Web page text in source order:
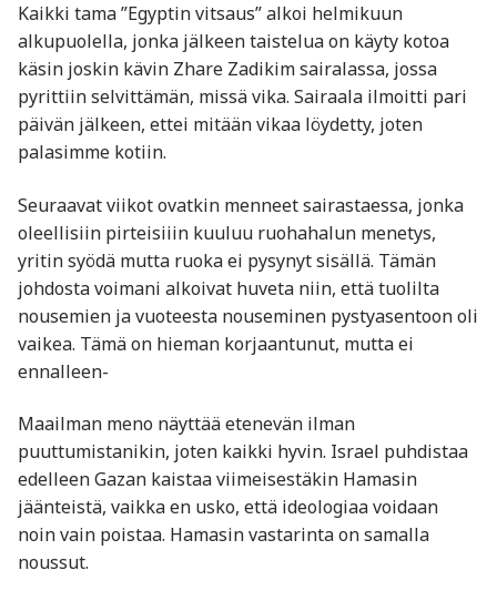
Kaikki tama ”Egyptin vitsaus” alkoi helmikuun
alkupuolella, jonka jälkeen taistelua on käyty kotoa
käsin joskin kävin Zhare Zadikim sairalassa, jossa
pyrittiin selvittämän, missä vika. Sairaala ilmoitti pari
päivän jälkeen, ettei mitään vikaa löydetty, joten
palasimme kotiin.
Seuraavat viikot ovatkin menneet sairastaessa, jonka
oleellisiin pirteisiiin kuuluu ruohahalun menetys,
yritin syödä mutta ruoka ei pysynyt sisällä. Tämän
johdosta voimani alkoivat huveta niin, että tuolilta
nousemien ja vuoteesta nouseminen pystyasentoon oli
vaikea. Tämä on hieman korjaantunut, mutta ei
ennalleen-
Maailman meno näyttää etenevän ilman
puuttumistanikin, joten kaikki hyvin. Israel puhdistaa
edelleen Gazan kaistaa viimeisestäkin Hamasin
jäänteistä, vaikka en usko, että ideologiaa voidaan
noin vain poistaa. Hamasin vastarinta on samalla
noussut.